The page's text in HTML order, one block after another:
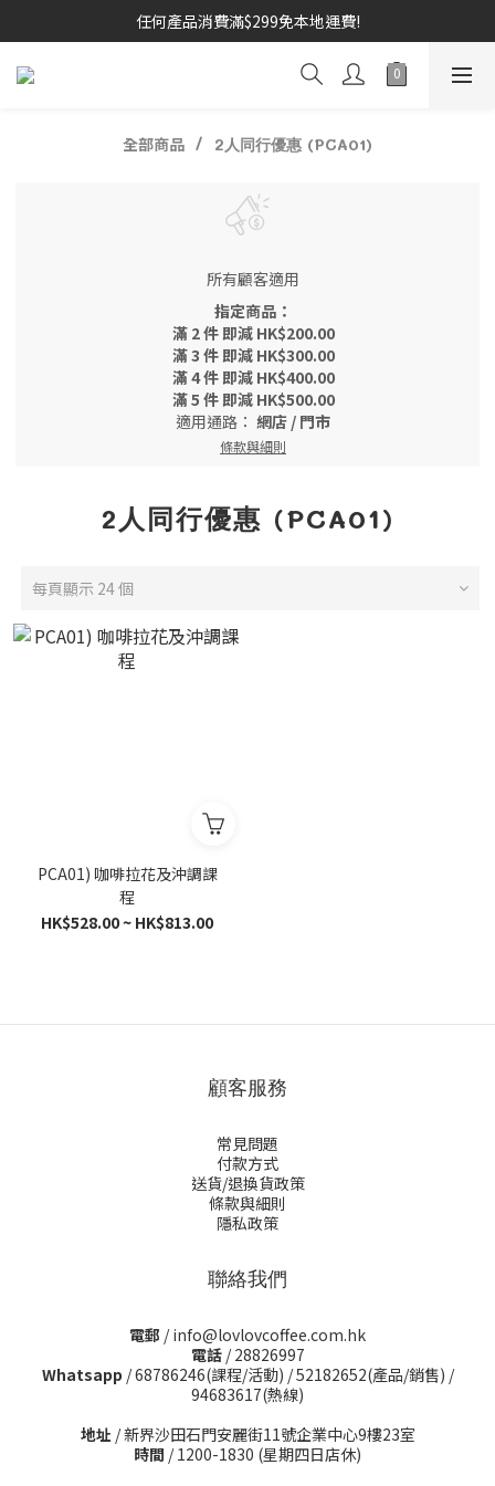
任何產品消費滿$299免本地運費!
全部商品 2人同行優惠 (PCA01)
所有顧客適用
指定商品：
滿 2 件 即減 HK$200.00
滿 3 件 即減 HK$300.00
滿 4 件 即減 HK$400.00
滿 5 件 即減 HK$500.00
適用通路： 網店 / 門市
條款與細則
2人同行優惠 (PCA01)
每頁顯示 24 個
PCA01) 咖啡拉花及沖調課
程
HK$528.00 ~ HK$813.00
顧客服務
常見問題
付款方式
送貨/退換貨政策
條款與細則
隱私政策
聯絡我們
電郵 / info@lovlovcoffee.com.hk
電話/ 28826997
Whatsapp /68786246(課程/活動) /52182652(產品/銷售) /
94683617(熱線)
地址 / 新界沙田石門安麗街11號企業中心9樓23室
時間 / 1200-1830 (星期四日店休)